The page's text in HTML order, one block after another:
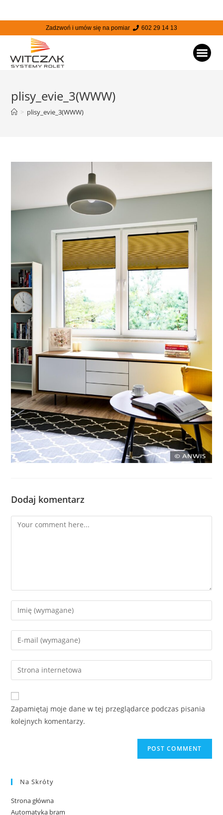
Zadzwoń i umów się na pomiar 602 29 14 13
plisy_evie_3(WWW)
> plisy_evie_3(WWW)
Dodaj komentarz
Zapamiętaj moje dane w tej przeglądarce podczas pisania
kolejnych komentarzy.
Na Skróty
Strona główna
Automatyka bram